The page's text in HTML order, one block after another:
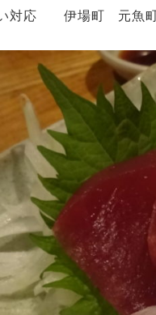
い対応 伊場町 元魚